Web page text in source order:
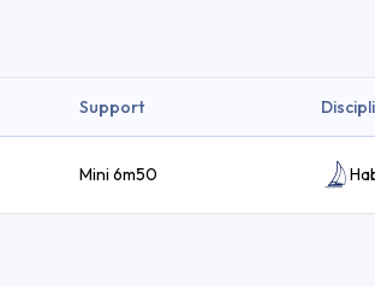
Support
Mini 6m50